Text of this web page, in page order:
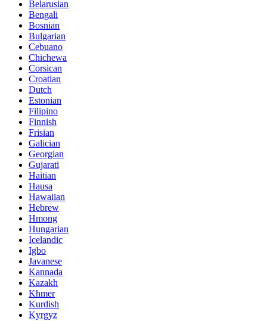
Belarusian
Bengali
Bosnian
Bulgarian
Cebuano
Chichewa
Corsican
Croatian
Dutch
Estonian
Filipino
Finnish
Frisian
Galician
Georgian
Gujarati
Haitian
Hausa
Hawaiian
Hebrew
Hmong
Hungarian
Icelandic
Igbo
Javanese
Kannada
Kazakh
Khmer
Kurdish
Kyrgyz